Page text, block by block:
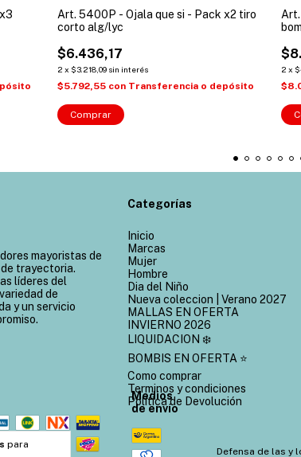
para
Art. 5400P - Ojala que si - Pack x2 tiro
corto alg/lyc
$6.436,17
2 x $3.218,09 sin interés
$5.792,55 con Transferencia o depósito
Comprar
2 x
mayoristas de
trayectoria.
líderes del
de
y un servicio
Categorías
Inicio
Marcas
Mujer
Hombre
Dia del Niño
Nueva coleccion | Verano 2027
MALLAS EN OFERTA
INVIERNO 2026
LIQUIDACION ❄️
BOMBIS EN OFERTA ⭐
Como comprar
Terminos y condiciones
Política de Devolución
Medios
de envío
Defensa de las y